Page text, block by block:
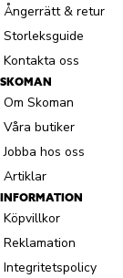
Ångerrätt & retur
Storleksguide
Kontakta oss
SKOMAN
Om Skoman
Våra butiker
Jobba hos oss
Artiklar
INFORMATION
Köpvillkor
Reklamation
Integritetspolicy